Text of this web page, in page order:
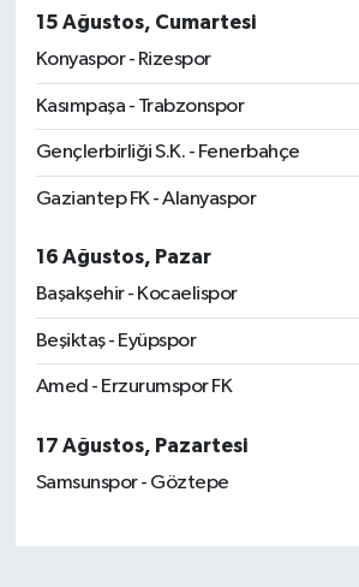
15 Ağustos, Cumartesi
Konyaspor - Rizespor
Kasımpaşa - Trabzonspor
Gençlerbirliği S.K. - Fenerbahçe
Gaziantep FK - Alanyaspor
16 Ağustos, Pazar
Başakşehir - Kocaelispor
Beşiktaş - Eyüpspor
Amed - Erzurumspor FK
17 Ağustos, Pazartesi
Samsunspor - Göztepe
MAGAZİN
Nöbetçi Eczaneler
ÖZEL HABER
SİYASET
SPOR
TEKNOLOJİ